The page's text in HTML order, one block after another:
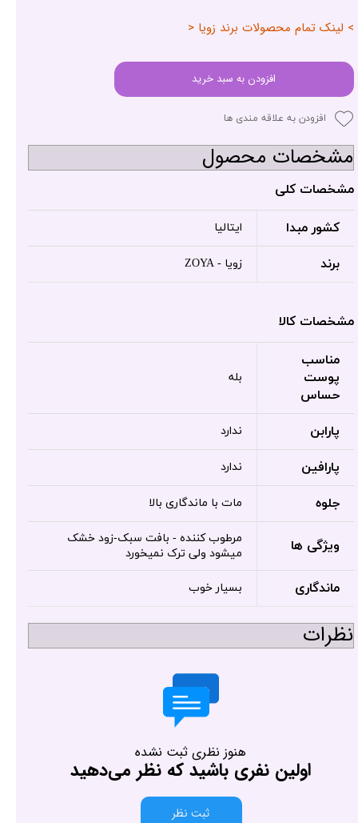
> لینک تمام محصولات برند زویا <
افزودن به سبد خرید
افزودن به علاقه مندی ها
مشخصات محصول
مشخصات کلی
کشور مبدا ایتالیا
برند زویا - ZOYA
مشخصات کالا
مناسب
پوست
حساس
بله
پارابن ندارد
پارافین ندارد
جلوه مات با ماندگاری بالا
ویژگی ها
مرطوب کننده - بافت سبک-زود خشک
میشود ولی ترک نمیخورد
ماندگاری بسیار خوب
نظرات
هنوز نظری ثبت نشده
اولین نفری باشید که نظر می‌دهید
ثبت نظر